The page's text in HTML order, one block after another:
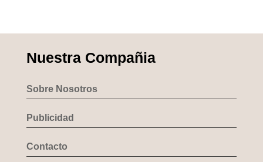
Nuestra Compañia
Sobre Nosotros
Publicidad
Contacto